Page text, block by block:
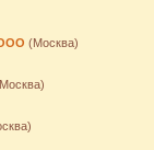
(Москва)